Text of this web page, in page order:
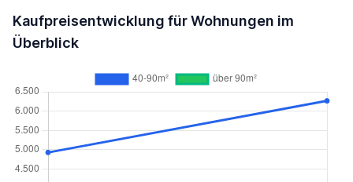
Kaufpreisentwicklung für Wohnungen im
Überblick